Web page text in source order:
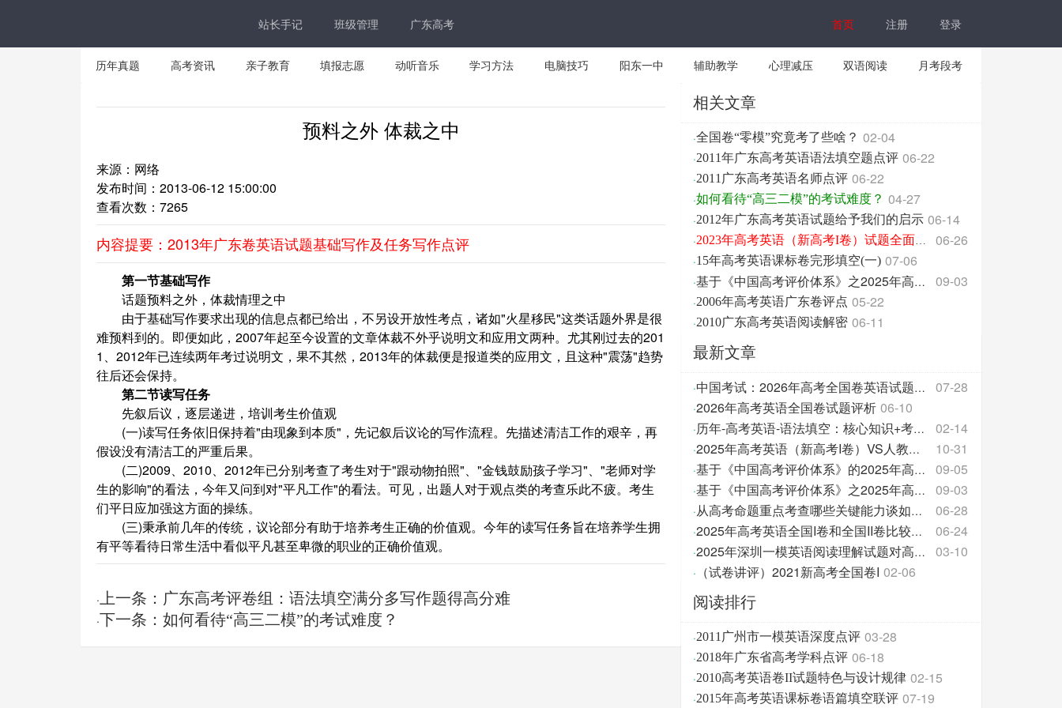
站长手记 班级管理 广东高考 首页 注册 登录
历年真题 高考资讯 亲子教育 填报志愿 动听音乐 学习方法 电脑技巧 阳东一中 辅助教学 心理减压 双语阅读 月考段考
预料之外 体裁之中
来源：网络
发布时间：2013-06-12 15:00:00
查看次数： 7265
内容提要：2013年广东卷英语试题基础写作及任务写作点评
第一节基础写作
话题预料之外，体裁情理之中
由于基础写作要求出现的信息点都已给出，不另设开放性考点，诸如"火星移民"这类话题外界是很
难预料到的。即便如此，2007年起至今设置的文章体裁不外乎说明文和应用文两种。尤其刚过去的201
1、2012年已连续两年考过说明文，果不其然，2013年的体裁便是报道类的应用文，且这种"震荡"趋势
往后还会保持。
第二节读写任务
先叙后议，逐层递进，培训考生价值观
(一)读写任务依旧保持着"由现象到本质"，先记叙后议论的写作流程。先描述清洁工作的艰辛，再
假设没有清洁工的严重后果。
(二)2009、2010、2012年已分别考查了考生对于"跟动物拍照"、"金钱鼓励孩子学习"、"老师对学
生的影响"的看法，今年又问到对"平凡工作"的看法。可见，出题人对于观点类的考查乐此不疲。考生
们平日应加强这方面的操练。
(三)秉承前几年的传统，议论部分有助于培养考生正确的价值观。今年的读写任务旨在培养学生拥
有平等看待日常生活中看似平凡甚至卑微的职业的正确价值观。
· 上一条：广东高考评卷组：语法填空满分多写作题得高分难
·下一条：如何看待“高三二模”的考试难度？
相关文章
·全国卷“零模”究竟考了些啥？ 02-04
·2011年广东高考英语语法填空题点评 06-22
·2011广东高考英语名师点评 06-22
·如何看待“高三二模”的考试难度？ 04-27
·2012年广东高考英语试题给予我们的启示 06-14
· 2023年高考英语（新高考I卷）试题全面测评 06-26
·15年高考英语课标卷完形填空(一) 07-06
· 基于《中国高考评价体系》之2025年高考英语试题分析与反思1 09-03
·2006年高考英语广东卷评点 05-22
·2010广东高考英语阅读解密 06-11
最新文章
· 中国考试：2026年高考全国卷英语试题评析 07-28
·2026年高考英语全国卷试题评析 06-10
· 历年-高考英语-语法填空：核心知识+考点共性+真题汇 02-14
· 2025年高考英语（新高考I卷）VS人教版教材的话题 10-31
· 基于《中国高考评价体系》的2025年高考英语试题分析 09-05
· 基于《中国高考评价体系》之2025年高考英语试题分析 09-03
· 从高考命题重点考查哪些关键能力谈如何备考 06-28
· 2025年高考英语全国I卷和全国II卷比较分析报告 06-24
· 2025年深圳一模英语阅读理解试题对高中英语教学的促 03-10
· （试卷讲评）2021新高考全国卷I 02-06
阅读排行
·2011广州市一模英语深度点评 03-28
·2018年广东省高考学科点评 06-18
·2010高考英语卷II试题特色与设计规律 02-15
·2015年高考英语课标卷语篇填空联评 07-19